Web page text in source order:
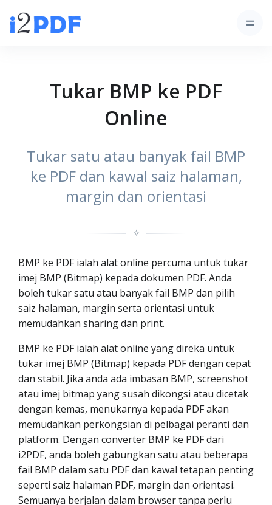
Tukar BMP ke PDF
Online
Tukar satu atau banyak fail BMP
ke PDF dan kawal saiz halaman,
margin dan orientasi
✧
BMP ke PDF ialah alat online percuma untuk tukar
imej BMP (Bitmap) kepada dokumen PDF. Anda
boleh tukar satu atau banyak fail BMP dan pilih
saiz halaman, margin serta orientasi untuk
memudahkan sharing dan print.
BMP ke PDF ialah alat online yang direka untuk
tukar imej BMP (Bitmap) kepada PDF dengan cepat
dan stabil. Jika anda ada imbasan BMP, screenshot
atau imej bitmap yang susah dikongsi atau dicetak
dengan kemas, menukarnya kepada PDF akan
memudahkan perkongsian di pelbagai peranti dan
platform. Dengan converter BMP ke PDF dari
i2PDF, anda boleh gabungkan satu atau beberapa
fail BMP dalam satu PDF dan kawal tetapan penting
seperti saiz halaman PDF, margin dan orientasi.
Semuanya berjalan dalam browser tanpa perlu